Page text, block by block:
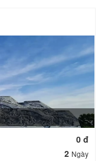
0 đ
2 Ngày